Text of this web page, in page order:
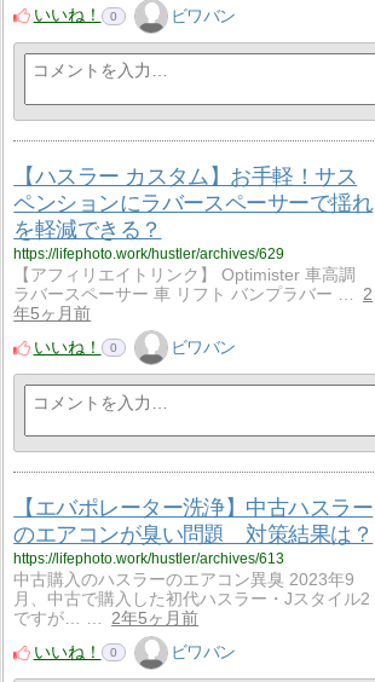
いいね！
0 ビワバン
【ハスラー カスタム】お手軽！サス
ペンションにラバースペーサーで揺れ
を軽減できる？
https://lifephoto.work/hustler/archives/629
【アフィリエイトリンク】 Optimister 車高調
ラバースペーサー 車 リフト バンプラバー …
2
年5ヶ月前
いいね！
0 ビワバン
【エバポレーター洗浄】中古ハスラー
のエアコンが臭い問題 対策結果は？
https://lifephoto.work/hustler/archives/613
中古購入のハスラーのエアコン異臭 2023年9
月、中古で購入した初代ハスラー・Jスタイル2
ですが… …
2年5ヶ月前
いいね！
0 ビワバン